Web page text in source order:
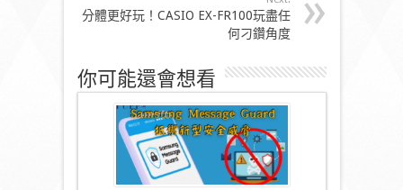
分體更好玩！CASIO EX-FR100玩盡任
何刁鑽角度
你可能還會想看